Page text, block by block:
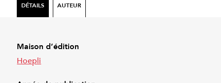
DÉTAILS AUTEUR
Maison d’édition
Hoepli